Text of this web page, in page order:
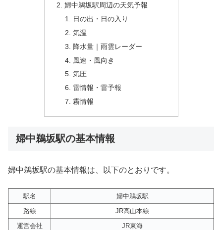
婦中鵜坂駅周辺の天気予報
日の出・日の入り
気温
降水量｜雨雲レーダー
風速・風向き
気圧
雷情報・雷予報
霧情報
婦中鵜坂駅の基本情報
婦中鵜坂駅の基本情報は、以下のとおりです。
駅名
婦中鵜坂駅
路線
JR高山本線
運営会社
JR東海